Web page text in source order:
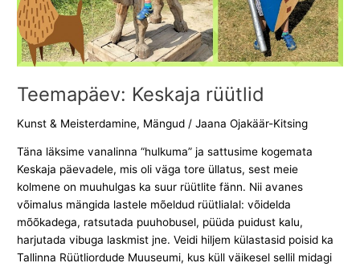
Teemapäev: Keskaja rüütlid
Kunst & Meisterdamine, Mängud /Jaana Ojakäär-Kitsing
Täna läksime vanalinna “hulkuma” ja sattusime kogemata
Keskaja päevadele, mis oli väga tore üllatus, sest meie
kolmene on muuhulgas ka suur rüütlite fänn. Nii avanes
võimalus mängida lastele mõeldud rüütlialal: võidelda
mõõkadega, ratsutada puuhobusel, püüda puidust kalu,
harjutada vibuga laskmist jne. Veidi hiljem külastasid poisid ka
Tallinna Rüütliordude Muuseumi, kus küll väikesel sellil midagi